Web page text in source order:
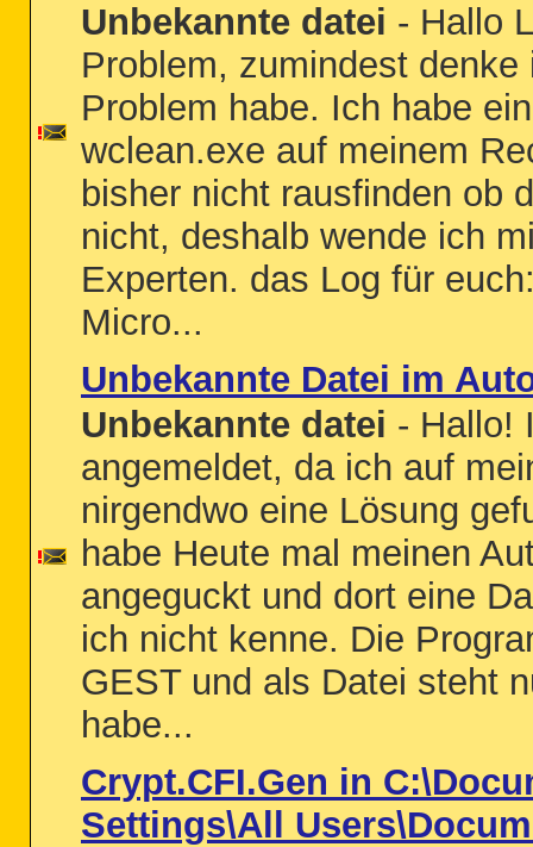
Unbekannte datei - Hallo
Problem, zumindest
Problem habe. Ich habe
wclean.exe auf meinem
bisher nicht rausfinden ob
nicht, deshalb wende ich
Experten. das Log für
Micro...
Unbekannte Datei im
Unbekannte datei - Hallo!
angemeldet, da ich auf
nirgendwo eine Lösung
habe Heute mal meinen
angeguckt und dort eine
ich nicht kenne. Die
GEST und als Datei steht
habe...
Crypt.CFI.Gen in
Settings\All